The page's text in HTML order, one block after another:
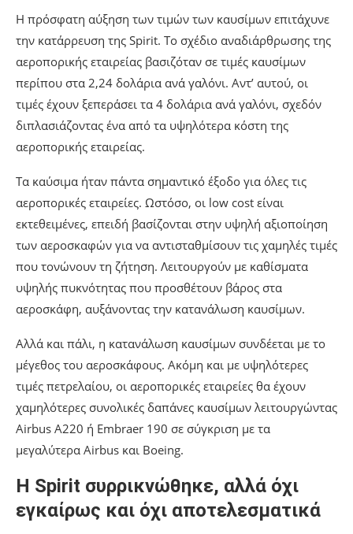
Η πρόσφατη αύξηση των τιμών των καυσίμων επιτάχυνε
την κατάρρευση της Spirit. Το σχέδιο αναδιάρθρωσης της
αεροπορικής εταιρείας βασιζόταν σε τιμές καυσίμων
περίπου στα 2,24 δολάρια ανά γαλόνι. Αντ’ αυτού, οι
τιμές έχουν ξεπεράσει τα 4 δολάρια ανά γαλόνι, σχεδόν
διπλασιάζοντας ένα από τα υψηλότερα κόστη της
αεροπορικής εταιρείας.
Τα καύσιμα ήταν πάντα σημαντικό έξοδο για όλες τις
αεροπορικές εταιρείες. Ωστόσο, οι low cost είναι
εκτεθειμένες, επειδή βασίζονται στην υψηλή αξιοποίηση
των αεροσκαφών για να αντισταθμίσουν τις χαμηλές τιμές
που τονώνουν τη ζήτηση. Λειτουργούν με καθίσματα
υψηλής πυκνότητας που προσθέτουν βάρος στα
αεροσκάφη, αυξάνοντας την κατανάλωση καυσίμων.
Αλλά και πάλι, η κατανάλωση καυσίμων συνδέεται με το
μέγεθος του αεροσκάφους. Ακόμη και με υψηλότερες
τιμές πετρελαίου, οι αεροπορικές εταιρείες θα έχουν
χαμηλότερες συνολικές δαπάνες καυσίμων λειτουργώντας
Airbus A220 ή Embraer 190 σε σύγκριση με τα
μεγαλύτερα Airbus και Boeing.
Η Spirit συρρικνώθηκε, αλλά όχι
εγκαίρως και όχι αποτελεσματικά